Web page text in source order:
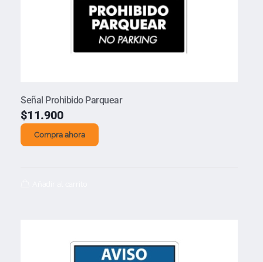
Señal Prohibido Parquear
$11.900
Compra ahora